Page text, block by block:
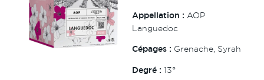
Appellation : AOP
Languedoc
Cépages : Grenache, Syrah
Degré : 13°